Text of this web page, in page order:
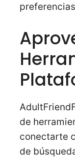
de
conectarte
de